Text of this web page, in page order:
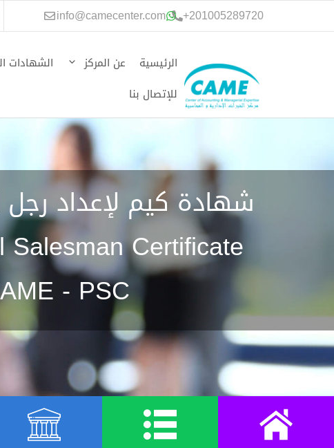
انتقل 201005289720
+
info@camecenter.com
الرئيسية عن المركز الشهادات
للإتصال بنا
شهادة كيم لإعداد رجل
Salesman Certificate
- PSC